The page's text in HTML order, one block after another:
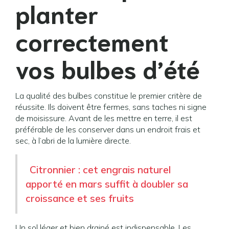
planter
correctement
vos bulbes d’été
La qualité des bulbes constitue le premier critère de
réussite. Ils doivent être fermes, sans taches ni signe
de moisissure. Avant de les mettre en terre, il est
préférable de les conserver dans un endroit frais et
sec, à l’abri de la lumière directe.
Citronnier : cet engrais naturel
apporté en mars suffit à doubler sa
croissance et ses fruits